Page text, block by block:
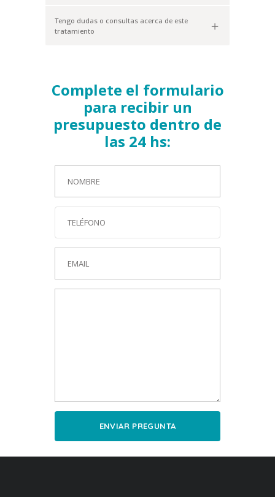
Tengo dudas o consultas acerca de este
tratamiento
Complete el formulario
para recibir un
presupuesto dentro de
las 24 hs: